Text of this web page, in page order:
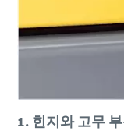
1. 힌지와 고무